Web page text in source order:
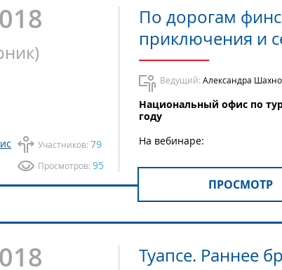
)
Участников: 79
Просмотров: 95
По дорогам
приключения и
Ведущий: Александра
Национальный офис по
году
На вебинаре:
ПРОСМОТР
Туапсе. Раннее